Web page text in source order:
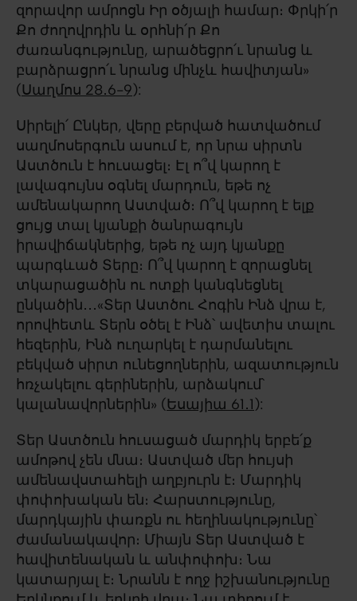
զորավոր ամրոցն Իր օծյալի համար։ Փրկի՛ր
Քո ժողովրդին և օրհնի՛ր Քո
ժառանգությունը, արածեցրո՛ւ նրանց և
բարձրացրո՛ւ նրանց մինչև հավիտյան»
(Սաղմոս 28․6-9):
Սիրելի՛ Ընկեր, վերը բերված հատվածում
սաղմոսերգուն ասում է, որ նրա սիրտն
Աստծուն է հուսացել։ Էլ ո՞վ կարող է
լավագույնս օգնել մարդուն, եթե ոչ
ամենակարող Աստված։ Ո՞վ կարող է ելք
ցույց տալ կյանքի ծանրագույն
իրավիճակներից, եթե ոչ այդ կյանքը
պարգևած Տերը։ Ո՞վ կարող է զորացնել
տկարացածին ու ոտքի կանգնեցնել
ընկածին․․․«Տեր Աստծու Հոգին Ինձ վրա է,
որովհետև Տերն օծել է Ինձ՝ ավետիս տալու
հեզերին, Ինձ ուղարկել է դարմանելու
բեկված սիրտ ունեցողներին, ազատություն
հռչակելու գերիներին, արձակում՝
կալանավորներին» (Եսայիա 61․1):
Տեր Աստծուն հուսացած մարդիկ երբե՛ք
ամոթով չեն մնա։ Աստված մեր հույսի
ամենավստահելի աղբյուրն է։ Մարդիկ
փոփոխական են։ Հարստությունը,
մարդկային փառքն ու հեղինակությունը՝
ժամանակավոր։ Միայն Տեր Աստված է
հավիտենական և անփոփոխ։ Նա
կատարյալ է։ Նրանն է ողջ իշխանությունը